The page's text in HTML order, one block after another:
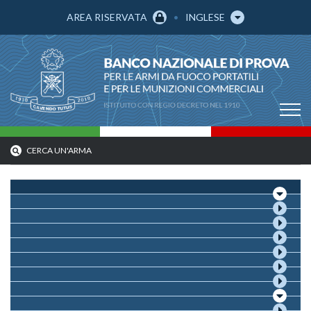
AREA RISERVATA INGLESE
CERCA UN'ARMA